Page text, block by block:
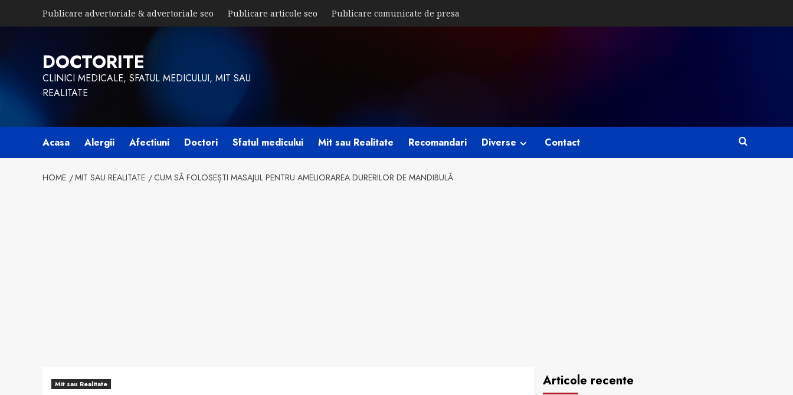
Publicare advertoriale & advertoriale seo Publicare articole seo Publicare comunicate de presa
DOCTORITE
CLINICI MEDICALE, SFATUL MEDICULUI, MIT SAU
REALITATE
Acasa Alergii Afectiuni Doctori Sfatul medicului Mit sau Realitate Recomandari Diverse Contact
HOME MIT SAU REALITATE CUM SĂ FOLOSEȘTI MASAJUL PENTRU AMELIORAREA DURERILOR DE MANDIBULĂ
Mit sau Realitate Articole recente